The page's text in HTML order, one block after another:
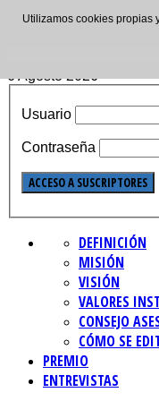
6 Agosto 2026
Usuario
Contraseña
DEFINICIÓN
MISIÓN
VISIÓN
VALORES
CONSEJO
CÓMO SE
PREMIO
ENTREVISTAS
Utilizamos cookies propias